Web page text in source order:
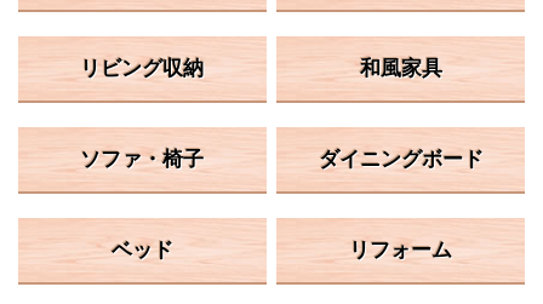
リビング収納 和風家具
ソファ・椅子 ダイニングボード
ベッド リフォーム